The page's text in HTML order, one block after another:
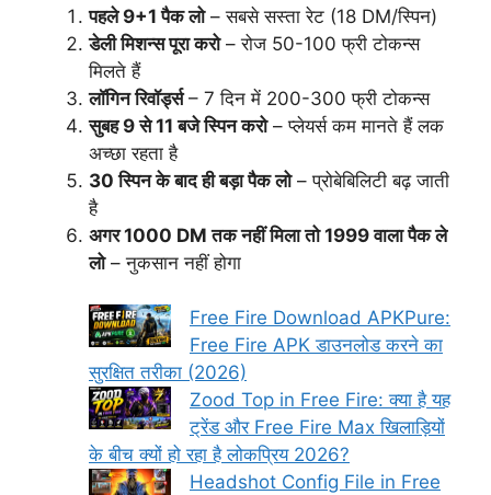
पहले 9+1 पैक लो– सबसे सस्ता रेट (18 DM/स्पिन)
डेली मिशन्स पूरा करो– रोज 50-100 फ्री टोकन्स
मिलते हैं
लॉगिन रिवॉर्ड्स– 7 दिन में 200-300 फ्री टोकन्स
सुबह 9 से 11 बजे स्पिन करो– प्लेयर्स कम मानते हैं लक
अच्छा रहता है
30 स्पिन के बाद ही बड़ा पैक लो– प्रोबेबिलिटी बढ़ जाती
है
अगर 1000 DM तक नहीं मिला तो 1999 वाला पैक ले
लो– नुकसान नहीं होगा
Free Fire Download APKPure:
Free Fire APK डाउनलोड करने का
सुरक्षित तरीका (2026)
Zood Top in Free Fire: क्या है यह
ट्रेंड और Free Fire Max खिलाड़ियों
के बीच क्यों हो रहा है लोकप्रिय 2026?
Headshot Config File in Free